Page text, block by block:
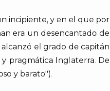
incipiente, y en el que por
era un desencantado de
el grado de capitán
pragmática Inglaterra. De
y barato").